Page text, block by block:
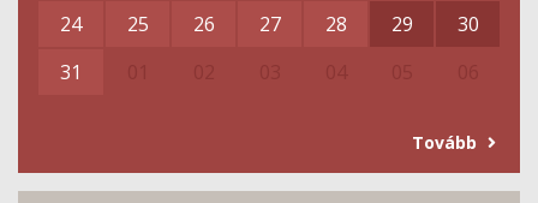
24
25 26 27 28 29
30
31
Tovább